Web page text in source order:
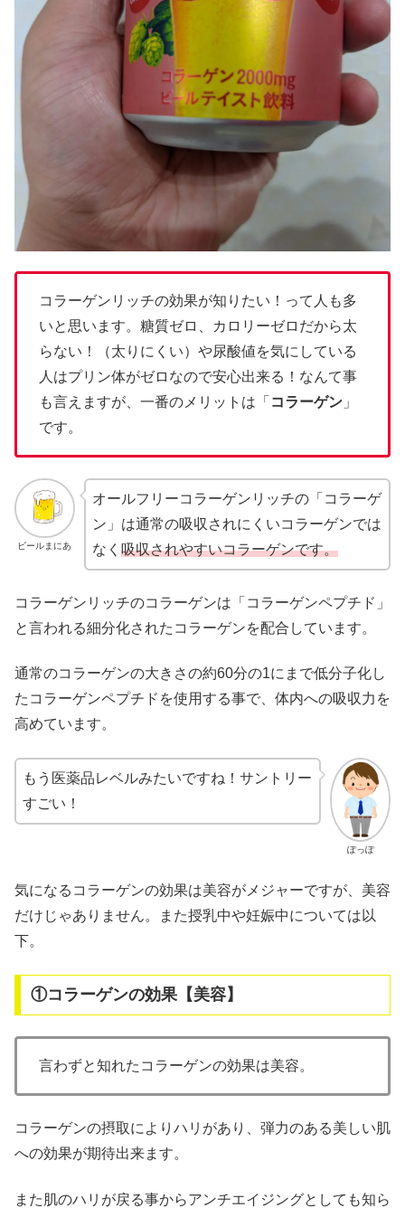
コラーゲンリッチの効果が知りたい！って人も多
いと思います。糖質ゼロ、カロリーゼロだから太
らない！（太りにくい）や尿酸値を気にしている
人はプリン体がゼロなので安心出来る！なんて事
も言えますが、一番のメリットは「 コラーゲン 」
です。
ビールまにあ
オールフリーコラーゲンリッチの「コラーゲ
ン」は通常の吸収されにくいコラーゲンでは
なく 吸収されやすいコラーゲンです。
コラーゲンリッチのコラーゲンは「コラーゲンペプチド」
と言われる細分化されたコラーゲンを配合しています。
通常のコラーゲンの大きさの約60分の1にまで低分子化し
たコラーゲンペプチドを使用する事で、体内への吸収力を
高めています。
ぽっぽ
もう医薬品レベルみたいですね！サントリー
すごい！
気になるコラーゲンの効果は美容がメジャーですが、美容
だけじゃありません。また授乳中や妊娠中については以
下。
①コラーゲンの効果【美容】
言わずと知れたコラーゲンの効果は美容。
コラーゲンの摂取によりハリがあり、弾力のある美しい肌
への効果が期待出来ます。
また肌のハリが戻る事からアンチエイジングとしても知ら